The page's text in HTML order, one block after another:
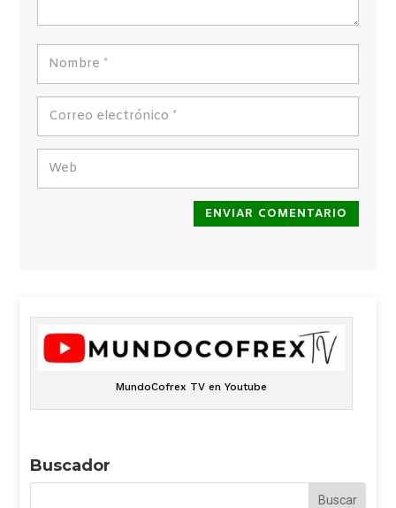
ENVIAR COMENTARIO
MundoCofrex TV en Youtube
Buscador